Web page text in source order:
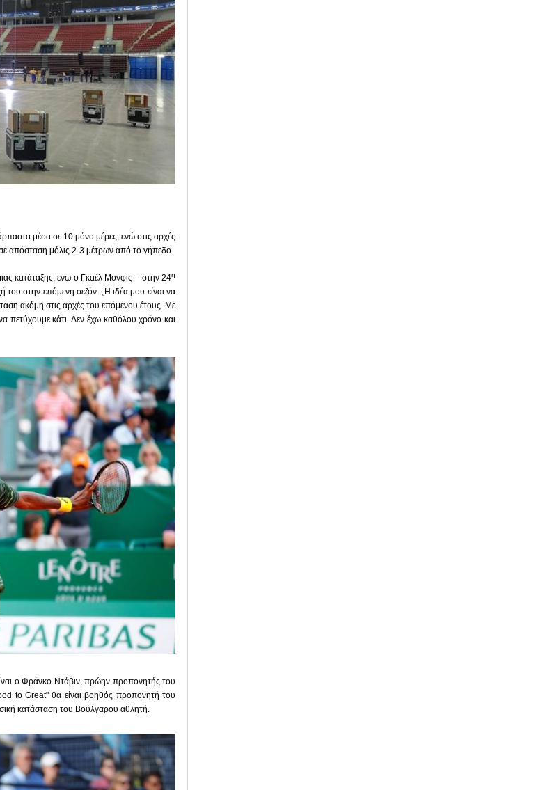
μέσα σε 10 μόνο μέρες, ενώ στις αρχές
απόσταση μόλις 2-3 μέτρων από το γήπεδο.
κατάταξης, ενώ ο Γκαέλ Μονφίς – στην 24η
του στην επόμενη σεζόν. „Η ιδέα μου είναι να
ακόμη στις αρχές του επόμενου έτους. Με
πετύχουμε κάτι. Δεν έχω καθόλου χρόνο και
ο Φράνκο Ντάβιν, πρώην προπονητής του
to Great" θα είναι βοηθός προπονητή του
κατάσταση του Βούλγαρου αθλητή.